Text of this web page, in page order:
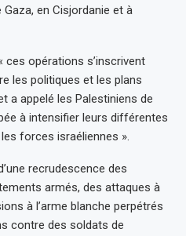
en Cisjordanie et à
ces opérations s’inscrivent
les politiques et les plans
a appelé les Palestiniens de
à intensifier leurs différentes
forces israéliennes ».
recrudescence des
armés, des attaques à
à l’arme blanche perpétrés
contre des soldats de